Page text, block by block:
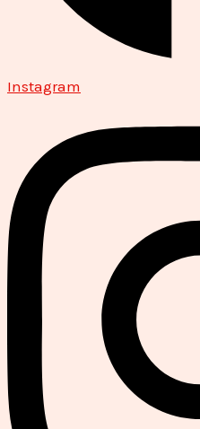
Instagram